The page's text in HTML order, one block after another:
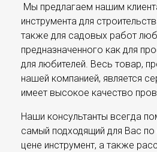
Мы предлагаем нашим
инструмента для
также для садовых работ
предназначенного как для
для любителей. Весь товар,
нашей компанией, является
имеет высокое качество
Наши консультанты всегда
самый подходящий для Вас по
цене инструмент, а также